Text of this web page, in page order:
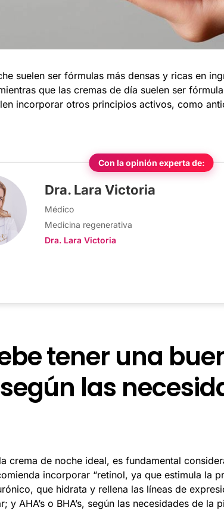
suelen ser fórmulas más densas y ricas en
que las cremas de día suelen ser
incorporar otros principios activos, como
Con la opinión experta de:
Dra. Lara Victoria
Médico
Medicina regenerativa
Dra. Lara Victoria
tener una
las
crema de noche ideal, es fundamental
incorporar “retinol, ya que estimula la
que hidrata y rellena las líneas de
y AHA’s o BHA’s, según las necesidades de la